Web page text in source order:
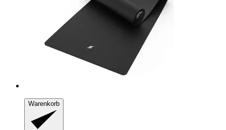
Warenkorb